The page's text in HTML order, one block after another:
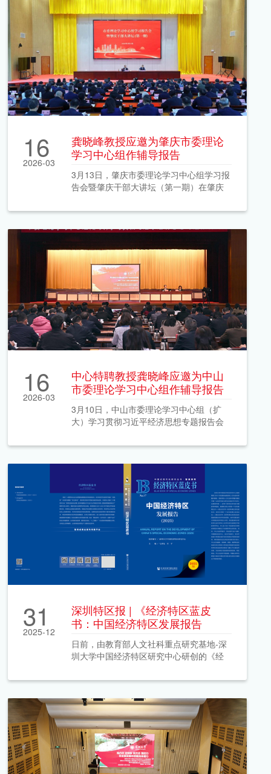
16
2026-03
龚晓峰教授应邀为肇庆市委理论
学习中心组作辅导报告
3月13日，肇庆市委理论学习中心组学习报
告会暨肇庆干部大讲坛（第一期）在肇庆
区研究中心教授、
16
2026-03
中心特聘教授龚晓峰应邀为中山
市委理论学习中心组作辅导报告
3月10日，中山市委理论学习中心组（扩
大）学习贯彻习近平经济思想专题报告会
31
2025-12
深圳特区报 | 《经济特区蓝皮
书：中国经济特区发展报告
（2025）》出版发行
日前，由教育部人文社科重点研究基地-深
圳大学中国经济特区研究中心研创的《经
（2025）》由社会科学文献出版社正式发